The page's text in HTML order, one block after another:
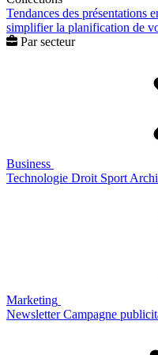
Tendances des présentations
simplifier la planification de
Par secteur
Business
Technologie Droit Sport
Marketing
Newsletter Campagne